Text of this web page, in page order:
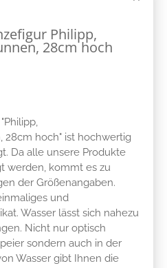
Philipp,
28cm hoch
28cm hoch" ist hochwertig
Da alle unsere Produkte
werden, kommt es zu
der Größenangaben.
und
Wasser lässt sich nahezu
Nicht nur optisch
sondern auch in der
Wasser gibt Ihnen die